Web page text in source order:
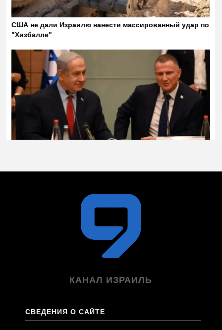
КАНАЛ ИЗРАИЛЬ
СВЕДЕНИЯ О САЙТЕ